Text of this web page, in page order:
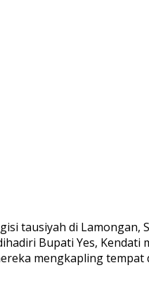
tausiyah di
Bupati Yes, Kendati
mengkapling